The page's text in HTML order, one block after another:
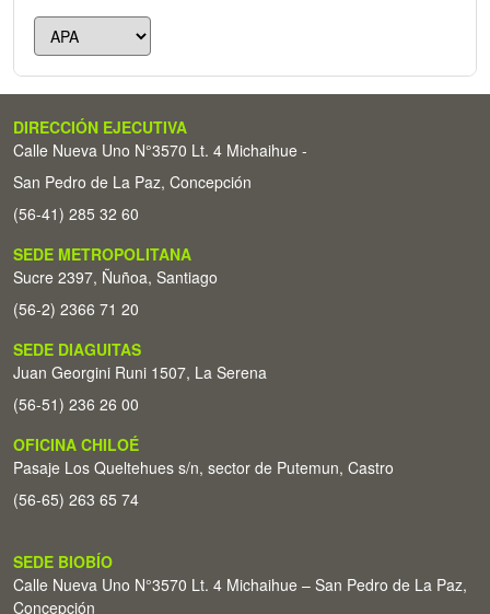
DIRECCIÓN EJECUTIVA
Calle Nueva Uno N°3570 Lt. 4 Michaihue -
San Pedro de La Paz, Concepción
(56-41) 285 32 60
SEDE METROPOLITANA
Sucre 2397, Ñuñoa, Santiago
(56-2) 2366 71 20
SEDE DIAGUITAS
Juan Georgini Runi 1507, La Serena
(56-51) 236 26 00
OFICINA CHILOÉ
Pasaje Los Queltehues s/n, sector de Putemun, Castro
(56-65) 263 65 74
SEDE BIOBÍO
Calle Nueva Uno N°3570 Lt. 4 Michaihue – San Pedro de La Paz,
Concepción